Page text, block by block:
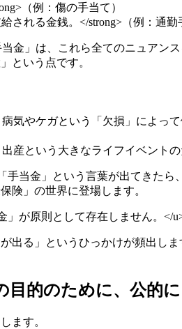
（例：傷の手当て）
される金銭。</strong>（例：通勤
金」は、これら全てのニュアン
という点です。
病気やケガという「欠損」によ
産という大きなライフイベント
手当金」という言葉が出てきた
険」の世界に登場します。
」が原則として存在しません。</
出る」というひっかけが頻出し
的のために、公的
ます。